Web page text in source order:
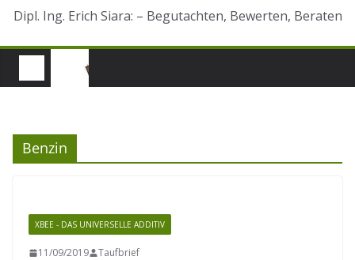
Dipl. Ing. Erich Siara: – Begutachten, Bewerten, Beraten
Benzin
XBEE - DAS UNIVERSELLE ADDITIV
11/09/2019 Taufbrief